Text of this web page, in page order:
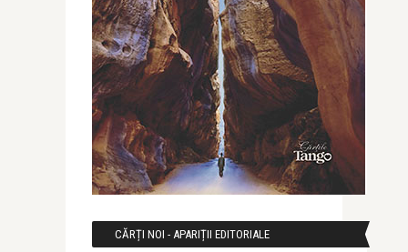
CĂRȚI NOI - APARIȚII EDITORIALE